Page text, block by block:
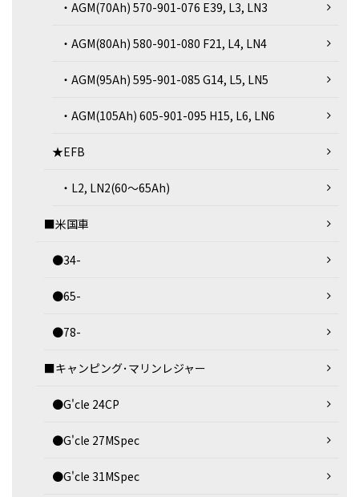
・AGM(70Ah) 570-901-076 E39, L3, LN3
・AGM(80Ah) 580-901-080 F21, L4, LN4
・AGM(95Ah) 595-901-085 G14, L5, LN5
・AGM(105Ah) 605-901-095 H15, L6, LN6
★EFB
・L2, LN2(60～65Ah)
■米国車
●34-
●65-
●78-
■キャンピング･マリンレジャー
●G'cle 24CP
●G'cle 27MSpec
●G'cle 31MSpec